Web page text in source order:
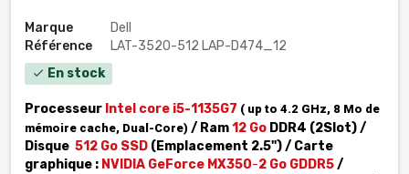
Marque
Dell
Référence
LAT-3520-512 LAP-D474_12
check En stock
Processeur Intel core i5-1135G7 ( up to 4.2 GHz, 8 Mo de
mémoire cache, Dual-Core) / Ram12 Go DDR4 (2Slot) /
Disque 512 Go SSD (Emplacement 2.5") / Carte
graphique : NVIDIA GeForce MX350-2 Go GDDR5/